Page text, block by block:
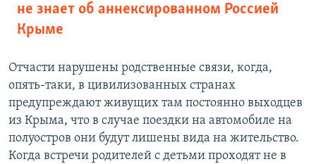
не знает об аннексированном Россией
Крыме
Отчасти нарушены родственные связи, когда,
опять-таки, в цивилизованных странах
предупреждают живущих там постоянно выходцев
из Крыма, что в случае поездки на автомобиле на
полуостров они будут лишены вида на жительство.
Когда встречи родителей с детьми проходят не в